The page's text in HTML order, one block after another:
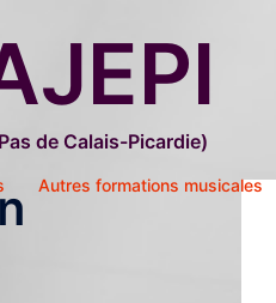
de Calais-Picardie)
Autres formations musicales